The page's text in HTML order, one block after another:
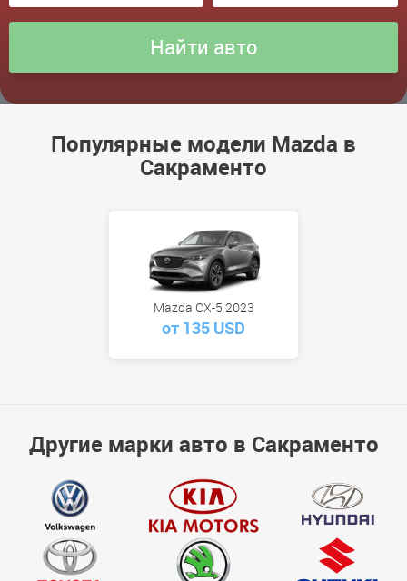
Популярные модели Mazda в
Сакраменто
Mazda CX-5 2023
от 135 USD
Другие марки авто в Сакраменто